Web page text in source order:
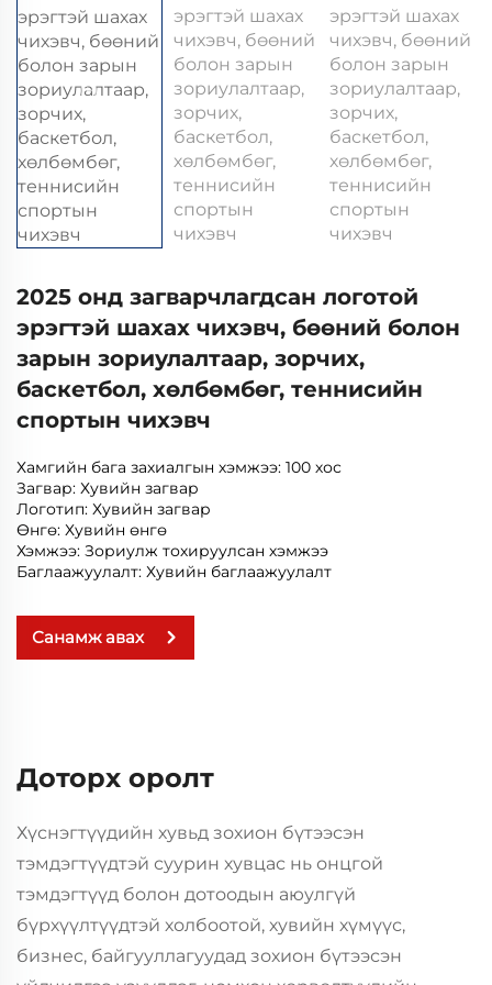
2025 онд загварчлагдсан логотой
эрэгтэй шахах чихэвч, бөөний болон
зарын зориулалтаар, зорчих,
баскетбол, хөлбөмбөг, теннисийн
спортын чихэвч
Хамгийн бага захиалгын хэмжээ: 100 хос
Загвар: Хувийн загвар
Логотип: Хувийн загвар
Өнгө: Хувийн өнгө
Хэмжээ: Зориулж тохируулсан хэмжээ
Баглаажуулалт: Хувийн баглаажуулалт
Санамж авах
Доторх оролт
Хүснэгтүүдийн хувьд зохион бүтээсэн
тэмдэгтүүдтэй суурин хувцас нь онцгой
тэмдэгтүүд болон дотоодын аюулгүй
бүрхүүлтүүдтэй холбоотой, хувийн хүмүүс,
бизнес, байгууллагуудад зохион бүтээсэн